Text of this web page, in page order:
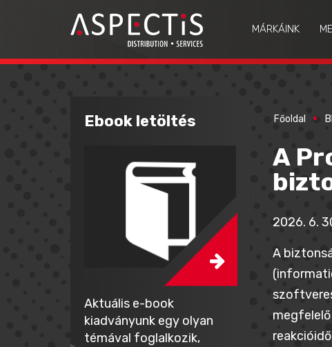
MÁRKÁINK
Főoldal
Ebook letöltés
Aktuális e-book
kiadványunk egy olyan
témával foglalkozik,
A
2026. 6.
A